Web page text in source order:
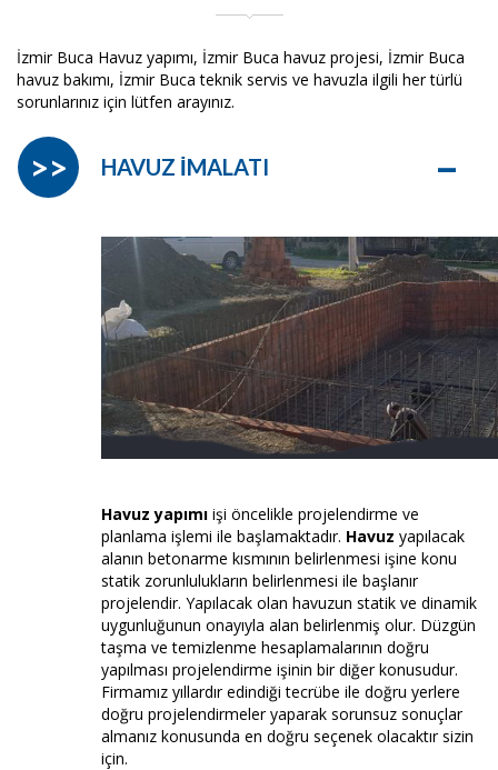
İzmir Buca Havuz yapımı, İzmir Buca havuz projesi, İzmir Buca
havuz bakımı, İzmir Buca teknik servis ve havuzla ilgili her türlü
sorunlarınız için lütfen arayınız.
HAVUZ İMALATI –
>>
Havuz yapımı işi öncelikle projelendirme ve
planlama işlemi ile başlamaktadır. Havuz yapılacak
alanın betonarme kısmının belirlenmesi işine konu
statik zorunlulukların belirlenmesi ile başlanır
projelendir. Yapılacak olan havuzun statik ve dinamik
uygunluğunun onayıyla alan belirlenmiş olur. Düzgün
taşma ve temizlenme hesaplamalarının doğru
yapılması projelendirme işinin bir diğer konusudur.
Firmamız yıllardır edindiği tecrübe ile doğru yerlere
doğru projelendirmeler yaparak sorunsuz sonuçlar
almanız konusunda en doğru seçenek olacaktır sizin
için.